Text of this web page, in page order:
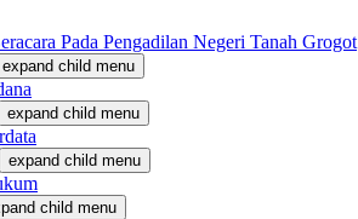
Pada Pengadilan Negeri Tanah Grogot
expand child menu
expand child menu
expand child menu
child menu